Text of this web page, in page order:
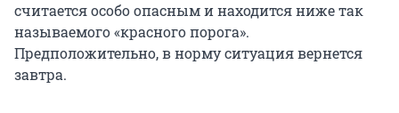
считается особо опасным и находится ниже так
называемого «красного порога».
Предположительно, в норму ситуация вернется
завтра.